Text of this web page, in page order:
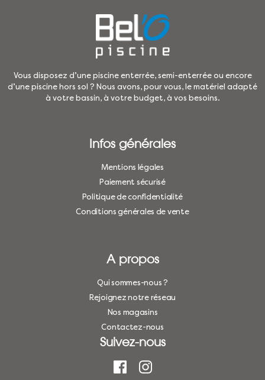
Vous disposez d’une piscine enterrée, semi-enterrée ou encore
d’une piscine hors sol ? Nous avons, pour vous, le matériel adapté
à votre bassin, à votre budget, à vos besoins.
Infos générales
Mentions légales
Paiement sécurisé
Politique de confidentialité
Conditions générales de vente
A propos
Qui sommes-nous ?
Rejoignez notre réseau
Nos magasins
Contactez-nous
Suivez-nous